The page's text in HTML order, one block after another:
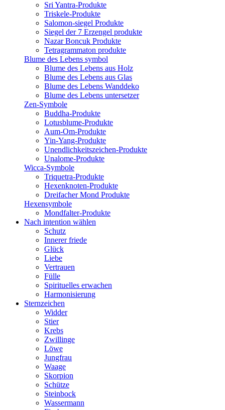
Sri Yantra-Produkte
Triskele-Produkte
Salomon-siegel Produkte
Siegel der 7 Erzengel produkte
Nazar Boncuk Produkte
Tetragrammaton produkte
Blume des Lebens symbol​
Blume des Lebens aus Holz
Blume des Lebens aus Glas
Blume des Lebens Wanddeko
Blume des Lebens untersetzer
Zen-Symbole
Buddha-Produkte
Lotusblume-Produkte
Aum-Om-Produkte
Yin-Yang-Produkte
Unendlichkeitszeichen-Produkte
Unalome-Produkte
Wicca-Symbole
Triquetra-Produkte
Hexenknoten-Produkte
Dreifacher Mond Produkte
Hexensymbole
Mondfalter-Produkte
Nach intention wählen
Schutz
Innerer friede
Glück
Liebe
Vertrauen
Fülle
Spirituelles erwachen
Harmonisierung
Sternzeichen
Widder
Stier
Krebs
Zwillinge
Löwe
Jungfrau
Waage
Skorpion
Schütze
Steinbock
Wassermann